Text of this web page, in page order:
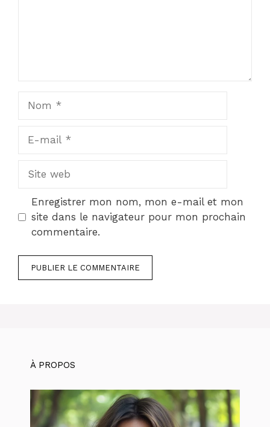
Site
Enregistrer mon nom, mon e-mail et mon
site dans le navigateur pour mon prochain
commentaire.
À PROPOS